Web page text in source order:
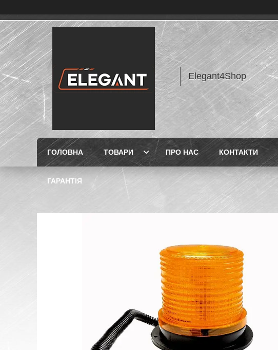
Elegant4Shop
ГОЛОВНА ТОВАРИ ПРО НАС КОНТАКТИ
ГАРАНТІЯ